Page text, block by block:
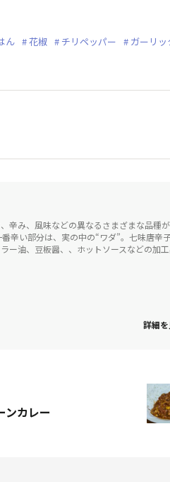
ん 花椒 チリペッパー ガーリッ
辛み、風味などの異なるさまざまな品種が
辛い部分は、実の中の“ワダ”。七味唐辛
ー油、豆板醤、、ホットソースなどの加
詳細
ンカレー